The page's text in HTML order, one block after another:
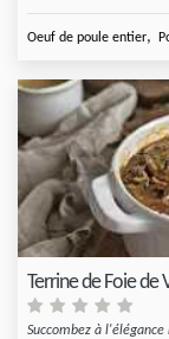
Oeuf de poule entier,
Terrine de Foie de
Succombez à